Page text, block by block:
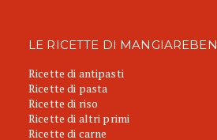
LE RICETTE DI
Ricette di antipasti
Ricette di pasta
Ricette di riso
Ricette di altri primi
Ricette di carne